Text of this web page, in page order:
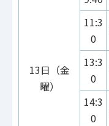
13日（金
曜）
11:3
0
13:3
0
14:3
0